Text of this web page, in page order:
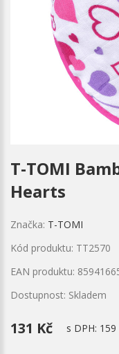
T-TOMI
Hearts
Značka: T-TOMI
Kód produktu: TT2570
EAN produktu:
Dostupnost: Skladem
131 Kč s DPH: 159